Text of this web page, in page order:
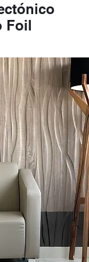
Foil